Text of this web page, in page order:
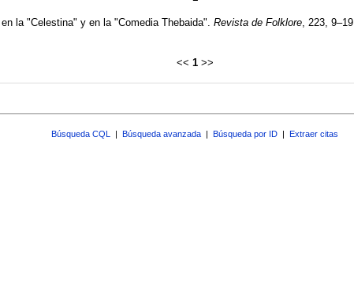
la "Celestina" y en la "Comedia Thebaida". Revista de Folklore, 223, 9–19.
<< 1>>
Búsqueda CQL | Búsqueda avanzada | Búsqueda por ID | Extraer citas